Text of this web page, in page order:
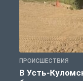
ПРОИСШЕСТВИЯ
В Усть-